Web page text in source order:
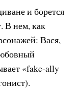
и борется
В нем, как
Вася,
«fake-ally